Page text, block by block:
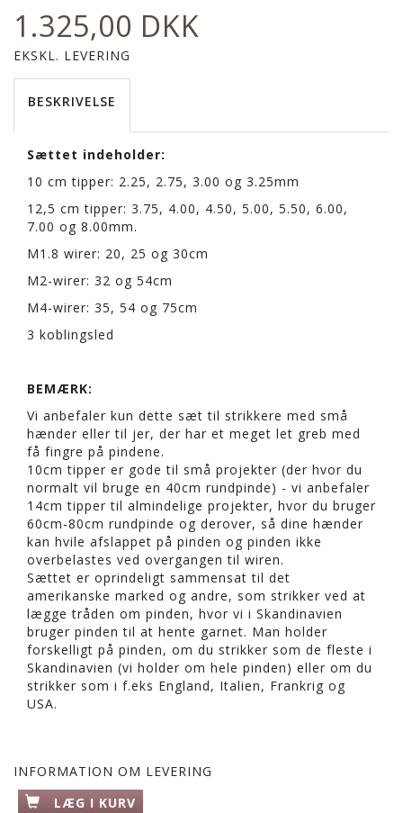
1.325,00 DKK
EKSKL. LEVERING
BESKRIVELSE
Sættet indeholder:
10 cm tipper: 2.25, 2.75, 3.00 og 3.25mm
12,5 cm tipper: 3.75, 4.00, 4.50, 5.00, 5.50, 6.00,
7.00 og 8.00mm.
M1.8 wirer: 20, 25 og 30cm
M2-wirer: 32 og 54cm
M4-wirer: 35, 54 og 75cm
3 koblingsled
BEMÆRK:
Vi anbefaler kun dette sæt til strikkere med små
hænder eller til jer, der har et meget let greb med
få fingre på pindene.
10cm tipper er gode til små projekter (der hvor du
normalt vil bruge en 40cm rundpinde) - vi anbefaler
14cm tipper til almindelige projekter, hvor du bruger
60cm-80cm rundpinde og derover, så dine hænder
kan hvile afslappet på pinden og pinden ikke
overbelastes ved overgangen til wiren.
Sættet er oprindeligt sammensat til det
amerikanske marked og andre, som strikker ved at
lægge tråden om pinden, hvor vi i Skandinavien
bruger pinden til at hente garnet. Man holder
forskelligt på pinden, om du strikker som de fleste i
Skandinavien (vi holder om hele pinden) eller om du
strikker som i f.eks England, Italien, Frankrig og
USA.
INFORMATION OM LEVERING
LÆG I KURV